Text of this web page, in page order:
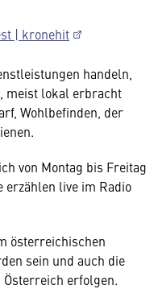
| kronehit
handeln,
meist lokal erbracht
Wohlbefinden, der
von Montag bis Freitag
erzählen live im Radio
österreichischen
sein und auch die
erfolgen.